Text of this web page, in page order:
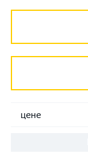
цене